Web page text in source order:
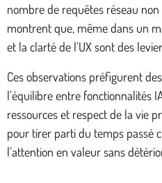
nombre de requêtes réseau
montrent que, même dans un
et la clarté de l’UX sont des
Ces observations préfigurent
l’équilibre entre fonctionnalités
ressources et respect de la vie
pour tirer parti du temps passé
l’attention en valeur sans